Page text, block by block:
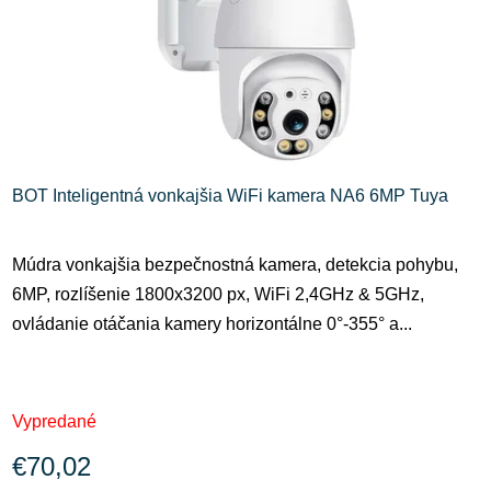
BOT Inteligentná vonkajšia WiFi kamera NA6 6MP Tuya
Múdra vonkajšia bezpečnostná kamera, detekcia pohybu,
6MP, rozlíšenie 1800x3200 px, WiFi 2,4GHz & 5GHz,
ovládanie otáčania kamery horizontálne 0°-355° a...
Vypredané
€70,02